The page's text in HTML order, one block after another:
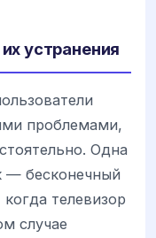
устранения
проблемами,
Одна
— бесконечный
телевизор
случае